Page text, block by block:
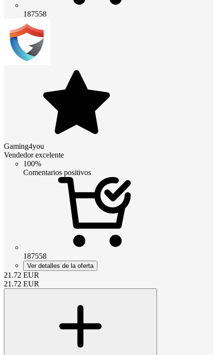
187558
Gaming4you
Vendedor excelente
100%
Comentarios positivos
187558
Ver detalles de la oferta
21.72 EUR
21.72 EUR